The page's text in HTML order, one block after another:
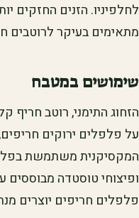
לחלפיניו. הזנים החזקים
מתאימים בעיקר לרוטבים
שימושים במטבח
הזחוג התימני, רוטב
על פלפלים ירוקים
המקסיקנית משתמשת
ופיצוחי טוסטדה מבוססים
פלפלים חריפים יוצרים